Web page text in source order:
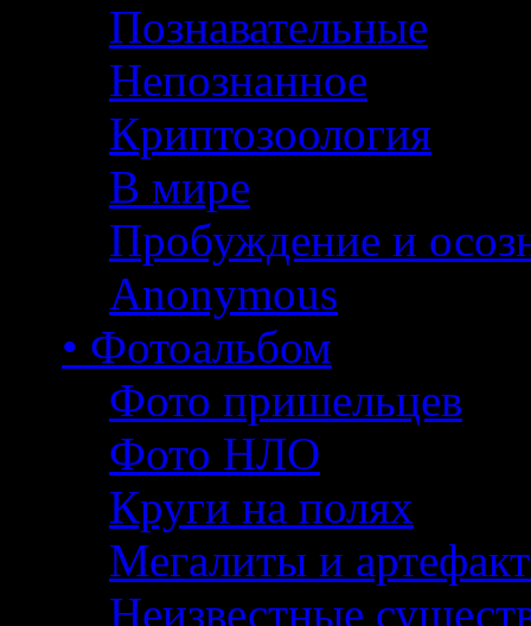
Познавательные
Непознанное
Криптозоология
В мире
Пробуждение и
Anonymous
• Фотоальбом
Фото пришельцев
Фото НЛО
Круги на полях
Мегалиты и
Неизвестные